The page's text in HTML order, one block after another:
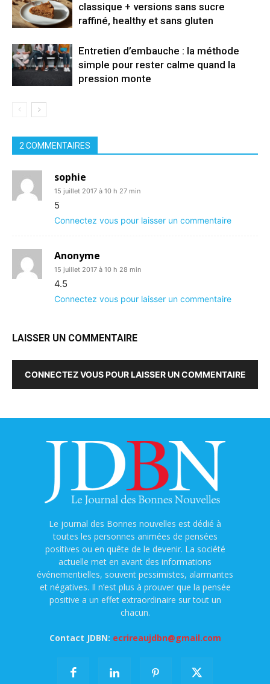
classique + versions sans sucre
raffiné, healthy et sans gluten
Entretien d’embauche : la méthode
simple pour rester calme quand la
pression monte
2 COMMENTAIRES
sophie
15 juillet 2017 à 10 h 27 min
5
Connectez vous pour laisser un commentaire
Anonyme
15 juillet 2017 à 10 h 28 min
4.5
Connectez vous pour laisser un commentaire
LAISSER UN COMMENTAIRE
CONNECTEZ VOUS POUR LAISSER UN COMMENTAIRE
Le journal des Bonnes nouvelles est dédié à
toutes les personnes animées de pensées
positives ou en quête de le devenir. La société
actuelle met en avant des informations
événementielles, souvent pessimistes, alarmantes
et négatives. Il n’est plus à prouver que la pensée
positive a un effet extraordinaire sur tout un
chacun.
Contact JDBN: ecrireaujdbn@gmail.com